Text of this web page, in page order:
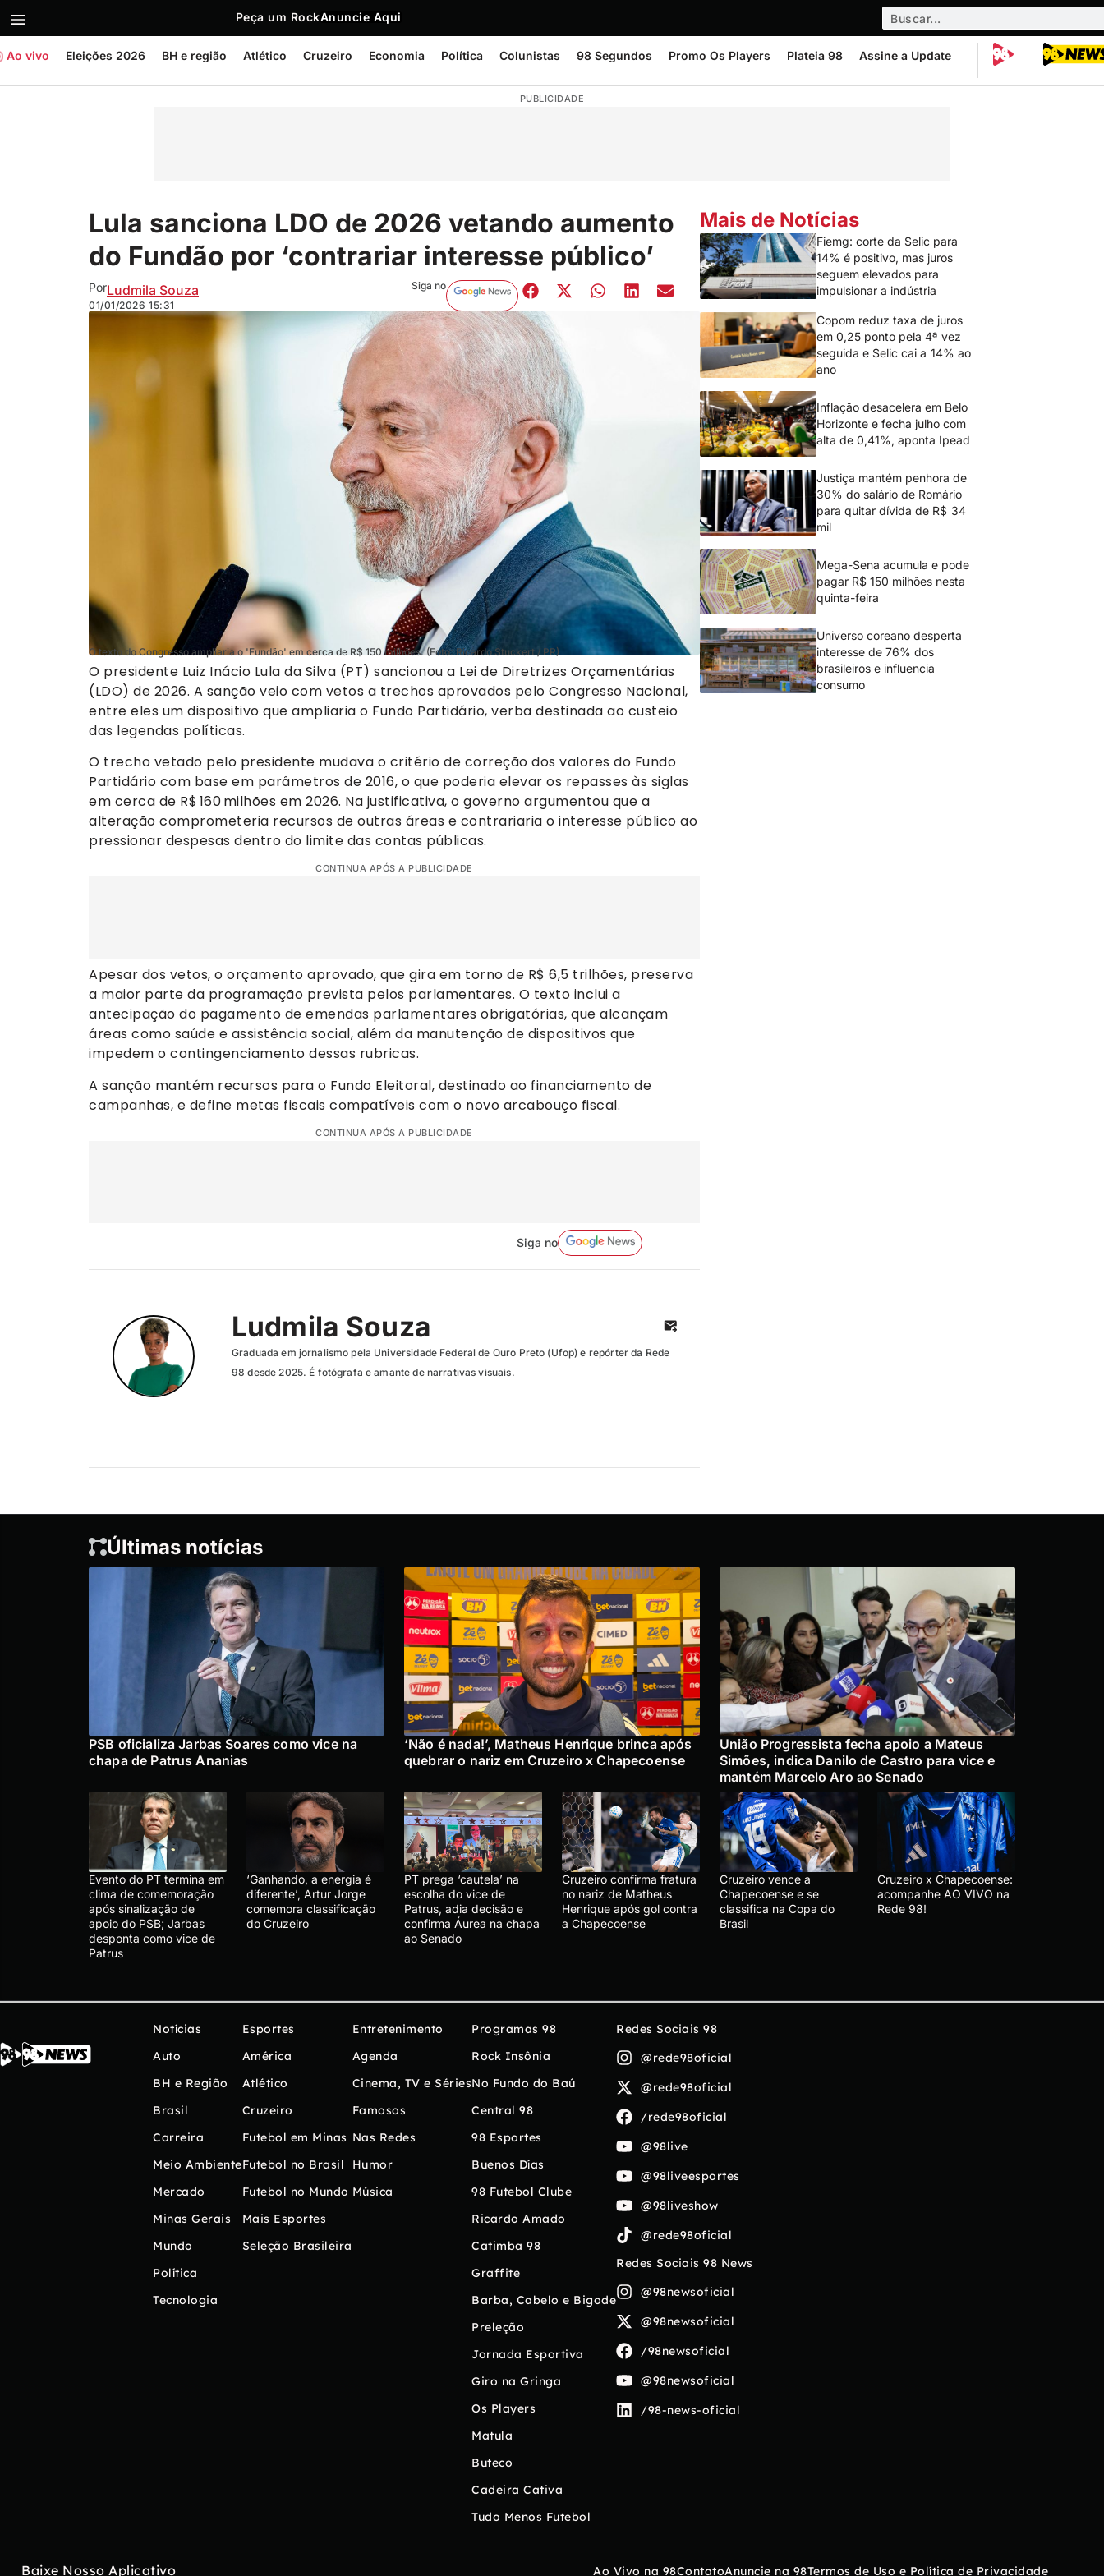
Peça um RockAnuncie Aqui
Ao vivo Eleições 2026 BH e região Atlético Cruzeiro Economia Política Colunistas 98 Segundos Promo Os Players Plateia 98 Assine a Update
PUBLICIDADE
Lula sanciona LDO de 2026 vetando aumento
do Fundão por ‘contrariar interesse público’
PorLudmila Souza
01/01/2026 15:31
Siga no
O texto do Congresso ampliaria o 'Fundão' em cerca de R$ 150 milhões. (Foto: Ricardo Stuckert / PR)
O presidente Luiz Inácio Lula da Silva (PT) sancionou a Lei de Diretrizes Orçamentárias
(LDO) de 2026. A sanção veio com vetos a trechos aprovados pelo Congresso Nacional,
entre eles um dispositivo que ampliaria o Fundo Partidário, verba destinada ao custeio
das legendas políticas.
O trecho vetado pelo presidente mudava o critério de correção dos valores do Fundo
Partidário com base em parâmetros de 2016, o que poderia elevar os repasses às siglas
em cerca de R$ 160 milhões em 2026. Na justificativa, o governo argumentou que a
alteração comprometeria recursos de outras áreas e contrariaria o interesse público ao
pressionar despesas dentro do limite das contas públicas.
CONTINUA APÓS A PUBLICIDADE
Apesar dos vetos, o orçamento aprovado, que gira em torno de R$ 6,5 trilhões, preserva
a maior parte da programação prevista pelos parlamentares. O texto inclui a
antecipação do pagamento de emendas parlamentares obrigatórias, que alcançam
áreas como saúde e assistência social, além da manutenção de dispositivos que
impedem o contingenciamento dessas rubricas.
A sanção mantém recursos para o Fundo Eleitoral, destinado ao financiamento de
campanhas, e define metas fiscais compatíveis com o novo arcabouço fiscal.
CONTINUA APÓS A PUBLICIDADE
Siga no
Ludmila Souza
Graduada em jornalismo pela Universidade Federal de Ouro Preto (Ufop) e repórter da Rede
98 desde 2025. É fotógrafa e amante de narrativas visuais.
Mais de Notícias
Fiemg: corte da Selic para
14% é positivo, mas juros
seguem elevados para
impulsionar a indústria
Copom reduz taxa de juros
em 0,25 ponto pela 4ª vez
seguida e Selic cai a 14% ao
ano
Inflação desacelera em Belo
Horizonte e fecha julho com
alta de 0,41%, aponta Ipead
Justiça mantém penhora de
30% do salário de Romário
para quitar dívida de R$ 34
mil
Mega-Sena acumula e pode
pagar R$ 150 milhões nesta
quinta-feira
Universo coreano desperta
interesse de 76% dos
brasileiros e influencia
consumo
Últimas notícias
PSB oficializa Jarbas Soares como vice na
chapa de Patrus Ananias
‘Não é nada!’, Matheus Henrique brinca após
quebrar o nariz em Cruzeiro x Chapecoense
União Progressista fecha apoio a Mateus
Simões, indica Danilo de Castro para vice e
mantém Marcelo Aro ao Senado
Evento do PT termina em
clima de comemoração
após sinalização de
apoio do PSB; Jarbas
desponta como vice de
Patrus
‘Ganhando, a energia é
diferente’, Artur Jorge
comemora classificação
do Cruzeiro
PT prega ‘cautela’ na
escolha do vice de
Patrus, adia decisão e
confirma Áurea na chapa
ao Senado
Cruzeiro confirma fratura
no nariz de Matheus
Henrique após gol contra
a Chapecoense
Cruzeiro vence a
Chapecoense e se
classifica na Copa do
Brasil
Cruzeiro x Chapecoense:
acompanhe AO VIVO na
Rede 98!
Notícias
Auto
BH e Região
Brasil
Carreira
Meio Ambiente
Mercado
Minas Gerais
Mundo
Política
Tecnologia
Esportes
América
Atlético
Cruzeiro
Futebol em Minas
Futebol no Brasil
Futebol no Mundo
Mais Esportes
Seleção Brasileira
Entretenimento
Agenda
Cinema, TV e Séries
Famosos
Nas Redes
Humor
Música
Programas 98
Rock Insônia
No Fundo do Baú
Central 98
98 Esportes
Buenos Días
98 Futebol Clube
Ricardo Amado
Catimba 98
Graffite
Barba, Cabelo e Bigode
Preleção
Jornada Esportiva
Giro na Gringa
Os Players
Matula
Buteco
Cadeira Cativa
Tudo Menos Futebol
Redes Sociais 98
@rede98oficial
@rede98oficial
/rede98oficial
@98live
@98liveesportes
@98liveshow
@rede98oficial
Redes Sociais 98 News
@98newsoficial
@98newsoficial
/98newsoficial
@98newsoficial
/98-news-oficial
Baixe Nosso Aplicativo Ao Vivo na 98ContatoAnuncie na 98Termos de Uso e Política de Privacidade